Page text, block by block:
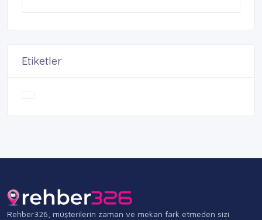
Etiketler
Rehber326, müşterilerin zaman ve mekan fark etmeden sizi